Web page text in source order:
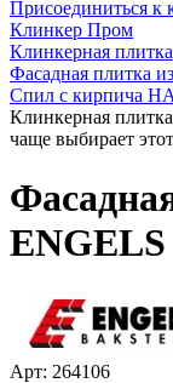
Присоединиться к
Клинкер Пром
Клинкерная плитка
Фасадная плитка
Спил с кирпича
Клинкерная
чаще выбирает
Арт: 264106